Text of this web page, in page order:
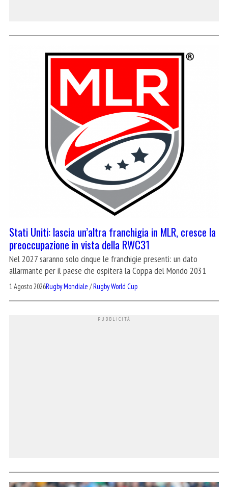
Stati Uniti: lascia un’altra franchigia in MLR, cresce la
preoccupazione in vista della RWC31
Nel 2027 saranno solo cinque le franchigie presenti: un dato
allarmante per il paese che ospiterà la Coppa del Mondo 2031
1 Agosto 2026Rugby Mondiale /Rugby World Cup